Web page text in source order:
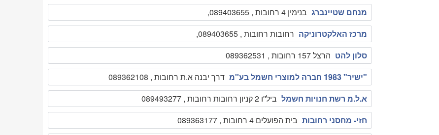
מנחם שטיינברג בנימין 4 רחובות , 089403655,
מרכז האלקטרוניקה רחובות רחובות , 089403655,
סלון להט הרצל 157 רחובות , 089362531
"ישיר" 1983 חברה למוצרי חשמל בע''מ
דרך יבנה א.ת רחובות , 089362108
א.ל.מ רשת חנויות חשמל ביל''ו 2 קניון רחובות רחובות , 089493277
חזי- מחסני רחובות בית הפועלים 4 רחובות , 089363177